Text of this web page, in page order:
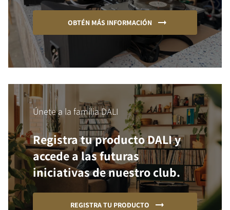
OBTÉN MÁS INFORMACIÓN
Únete a la familia DALI
Registra tu producto DALI y
accede a las futuras
iniciativas de nuestro club.
REGISTRA TU PRODUCTO